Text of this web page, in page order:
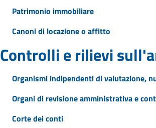
Patrimonio immobiliare
Canoni di locazione o affitto
Controlli e rilievi
Organismi indipendenti di valutazione,
Organi di revisione amministrativa e
Corte dei conti